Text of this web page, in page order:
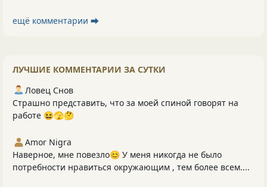
ещё комментарии ⮕
ЛУЧШИЕ КОММЕНТАРИИ ЗА СУТКИ
Ловец Снов
Страшно представить, что за моей спиной говорят на
работе 😆🫣🤔
Amor Nigra
Наверное, мне повезло😊 У меня никогда не было
потребности нравиться окружающим , тем более всем....